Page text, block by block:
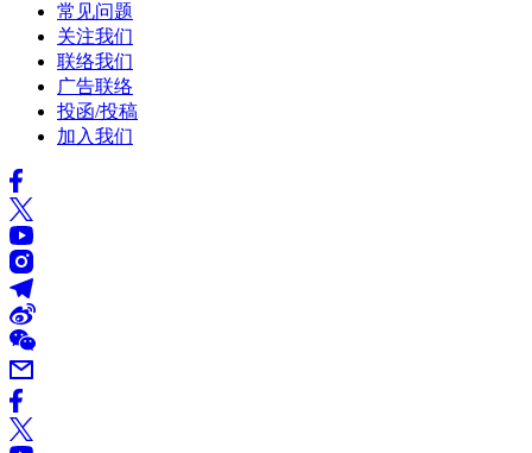
常见问题
关注我们
联络我们
广告联络
投函/投稿
加入我们